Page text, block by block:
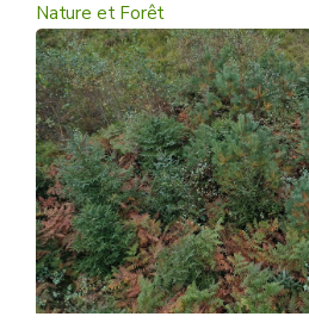
Nature et Forêt